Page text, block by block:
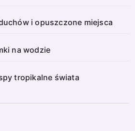
i opuszczone miejsca
na wodzie
tropikalne świata